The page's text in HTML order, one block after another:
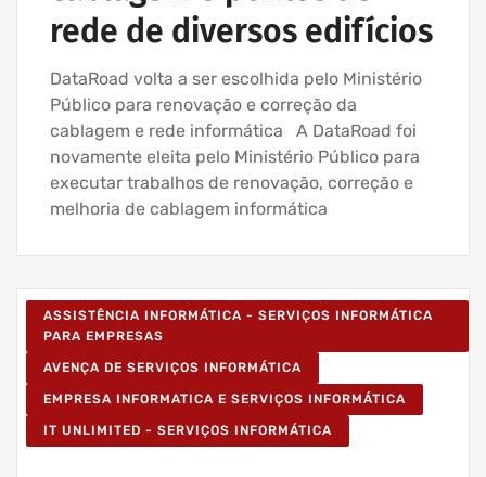
rede de diversos edifícios
DataRoad volta a ser escolhida pelo Ministério
Público para renovação e correção da
cablagem e rede informática A DataRoad foi
novamente eleita pelo Ministério Público para
executar trabalhos de renovação, correção e
melhoria de cablagem informática
ASSISTÊNCIA INFORMÁTICA - SERVIÇOS INFORMÁTICA
PARA EMPRESAS
AVENÇA DE SERVIÇOS INFORMÁTICA
EMPRESA INFORMATICA E SERVIÇOS INFORMÁTICA
IT UNLIMITED - SERVIÇOS INFORMÁTICA